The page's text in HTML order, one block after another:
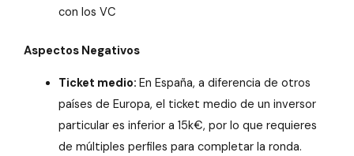
con los VC
Aspectos Negativos
Ticket medio: En España, a diferencia de otros
países de Europa, el ticket medio de un inversor
particular es inferior a 15k€, por lo que requieres
de múltiples perfiles para completar la ronda.